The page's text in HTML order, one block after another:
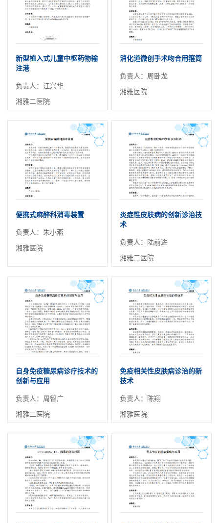
新型植入式儿童中枢药物输
注港
负责人：江兴华
湘雅二医院
消化道微创手术吻合用箍筒
负责人：周卧龙
湘雅医院
便携式麻醉科消毒装置
负责人：朱小燕
湘雅医院
炎症性皮肤病的创新诊治技
术
负责人：陆前进
湘雅二医院
自身免疫糖尿病诊疗技术的
创新与应用
负责人：周智广
湘雅二医院
免疫相关性皮肤病诊治的新
技术
负责人：陈翔
湘雅医院